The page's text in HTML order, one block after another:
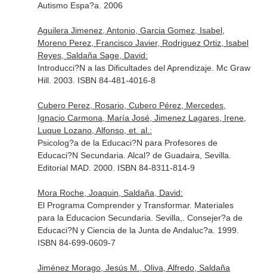
Autismo Espa?a. 2006
Aguilera Jimenez, Antonio, Garcia Gomez, Isabel,
Moreno Perez, Francisco Javier, Rodriguez Ortiz, Isabel
Reyes, Saldaña Sage, David:
Introducci?N a las Dificultades del Aprendizaje. Mc Graw
Hill. 2003. ISBN 84-481-4016-8
Cubero Perez, Rosario, Cubero Pérez, Mercedes,
Ignacio Carmona, María José, Jimenez Lagares, Irene,
Luque Lozano, Alfonso, et. al.:
Psicolog?a de la Educaci?N para Profesores de
Educaci?N Secundaria. Alcal? de Guadaira, Sevilla.
Editorial MAD. 2000. ISBN 84-8311-814-9
Mora Roche, Joaquin, Saldaña, David:
El Programa Comprender y Transformar. Materiales
para la Educacion Secundaria. Sevilla,. Consejer?a de
Educaci?N y Ciencia de la Junta de Andaluc?a. 1999.
ISBN 84-699-0609-7
Jiménez Morago, Jesús M., Oliva, Alfredo, Saldaña